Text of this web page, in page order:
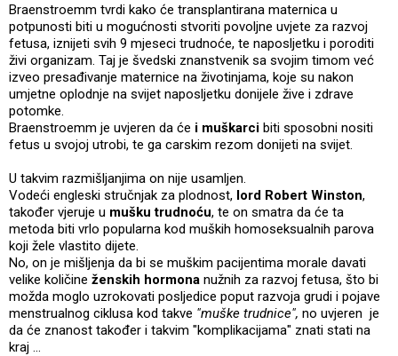
Braenstroemm tvrdi kako će transplantirana maternica u
potpunosti biti u mogućnosti stvoriti povoljne uvjete za razvoj
fetusa, iznijeti svih 9 mjeseci trudnoće, te naposljetku i poroditi
živi organizam. Taj je švedski znanstvenik sa svojim timom već
izveo presađivanje maternice na životinjama, koje su nakon
umjetne oplodnje na svijet naposljetku donijele žive i zdrave
potomke.
Braenstroemm je uvjeren da će i muškarci biti sposobni nositi
fetus u svojoj utrobi, te ga carskim rezom donijeti na svijet.
U takvim razmišljanjima on nije usamljen.
Vodeći engleski stručnjak za plodnost, lord Robert Winston,
također vjeruje u mušku trudnoću, te on smatra da će ta
metoda biti vrlo popularna kod muških homoseksualnih parova
koji žele vlastito dijete.
No, on je mišljenja da bi se muškim pacijentima morale davati
velike količine ženskih hormona nužnih za razvoj fetusa, što bi
možda moglo uzrokovati posljedice poput razvoja grudi i pojave
menstrualnog ciklusa kod takve "muške trudnice", no uvjeren je
da će znanost također i takvim "komplikacijama" znati stati na
kraj ...